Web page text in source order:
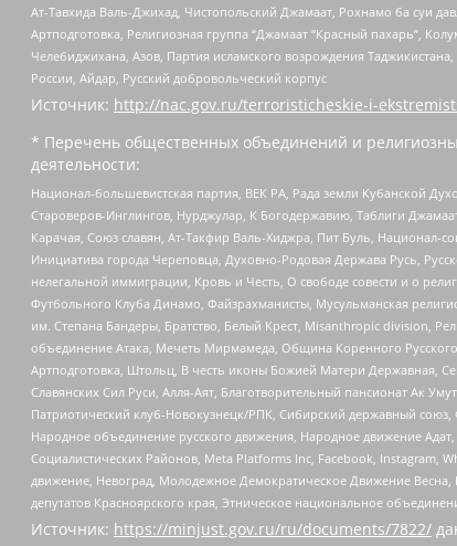
Ат-Тавхида Валь-Джихад, Чистопольский Джамаат, Рохнамо ба суи
Артподготовка, Религиозная группа “Джамаат “Красный пахарь”,
Челебиджихана, Азов, Партия исламского возрождения
России, Айдар, Русский добровольческий корпус
Источник: http://nac.gov.ru/terroristicheskie-i-
* Перечень общественных объединений и
деятельности:
Национал-большевистская партия, ВЕК РА, Рада земли Кубанской
Староверов-Инглингов, Нурджулар, К Богодержавию, Таблиги
Карачая, Союз славян, Ат-Такфир Валь-Хиджра, Пит Буль, Национал-
Инициатива города Череповца, Духовно-Родовая Держава Русь,
нелегальной иммиграции, Кровь и Честь, О свободе совести и о
Футбольного Клуба Динамо, Файзрахманисты, Мусульманская
им. Степана Бандеры, Братство, Белый Крест, Misanthropic division,
объединение Атака, Мечеть Мирмамеда, Община Коренного
Артподготовка, Штольц, В честь иконы Божией Матери Державная,
Славянских Сил Руси, Алля-Аят, Благотворительный пансионат Ак
Патриотический клуб-Новокузнецк/РПК, Сибирский державный
Народное объединение русского движения, Народное движение
Социалистических Районов, Meta Platforms Inc, Facebook, Instagram,
движение, Невоград, Молодежное Демократическое Движение
депутатов Красноярского края, Этническое национальное
Источник: https://minjust.gov.ru/ru/documents/7822/